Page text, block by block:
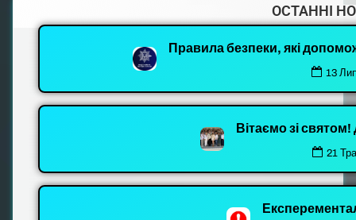
ОСТАННІ
Правила безпеки, які
13
Вітаємо зі
21